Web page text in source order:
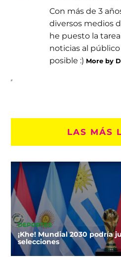
Con más de 3
diversos medios
he puesto la
noticias al
posible :) More by
LAS MÁS
DEPORTES
¡Khe! Mundial 2030 podría
selecciones